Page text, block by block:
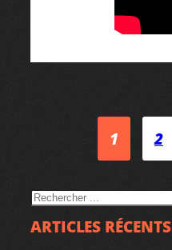
1 2
RECHERCHER
ARTICLES RÉCENTS